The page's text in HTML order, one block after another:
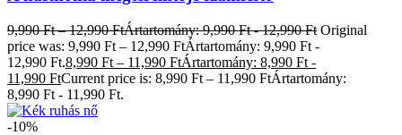
9,990Ft – 12,990FtÁrtartomány: 9,990 Ft - 12,990 Ft Original
price was: 9,990 Ft – 12,990 FtÁrtartomány: 9,990 Ft -
12,990 Ft.8,990 Ft – 11,990 FtÁrtartomány: 8,990 Ft -
11,990 FtCurrent price is: 8,990 Ft – 11,990 FtÁrtartomány:
8,990 Ft - 11,990 Ft.
-10%